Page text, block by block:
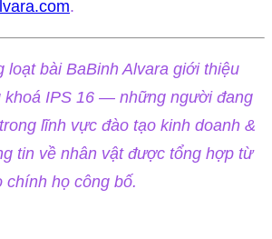
.
loạt bài BaBinh Alvara giới thiệu
khoá IPS 16 — những người đang
lĩnh vực đào tạo kinh doanh &
tin về nhân vật được tổng hợp từ
chính họ công bố.